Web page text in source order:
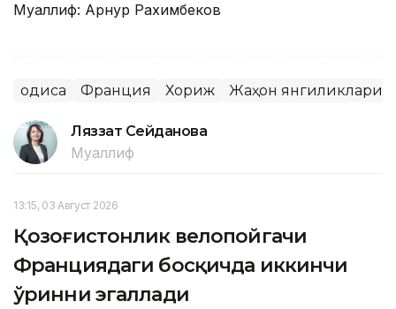
Муаллиф: Арнур Рахимбеков
Ҳодиса Франция Хориж Жаҳон янгиликлари
Ляззат Сейданова
Муаллиф
13:15, 03 Август 2026
Қозоғистонлик велопойгачи
Франциядаги босқичда иккинчи
ўринни эгаллади